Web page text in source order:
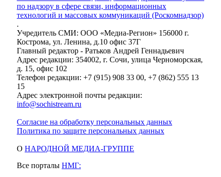
по надзору в сфере связи, информационных
технологий и массовых коммуникаций (Роскомнадзор)
.
Учредитель СМИ: ООО «Медиа-Регион» 156000 г.
Кострома, ул. Ленина, д.10 офис 37Г
Главный редактор - Ратьков Андрей Геннадьевич
Адрес редакции: 354002, г. Сочи, улица Черноморская,
д. 15, офис 102
Телефон редакции: +7 (915) 908 33 00, +7 (862) 555 13
15
Адрес электронной почты редакции:
info@sochistream.ru
Согласие на обработку персональных данных
Политика по защите персональных данных
О НАРОДНОЙ МЕДИА-ГРУППЕ
Все порталы НМГ: